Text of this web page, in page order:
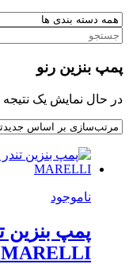
پمپ بنزین رنو
در حال نمایش یک نتیجه
ناموجود